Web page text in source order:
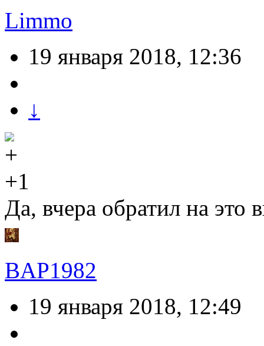
Limmo
19 января 2018, 12:36
↓
+1
Да, вчера обратил на это
BAP1982
19 января 2018, 12:49